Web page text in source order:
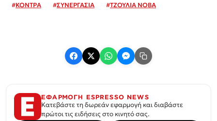
#ΚΟΝΤΡΑ #ΣΥΝΕΡΓΑΣΙΑ #ΤΖΟΥΛΙΑ ΝΟΒΑ
ΕΦΑΡΜΟΓΗ ESPRESSO NEWS
Κατεβάστε τη δωρεάν εφαρμογή και διαβάστε
πρώτοι τις ειδήσεις στο κινητό σας.